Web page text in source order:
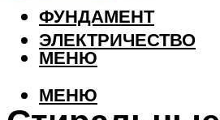
ФУНДАМЕНТ
ЭЛЕКТРИЧЕСТВО
МЕНЮ
МЕНЮ